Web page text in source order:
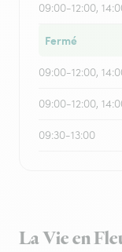
09:00-12:00,
Fermé
09:00-12:00,
09:00-12:00,
09:30-13:00
La Vie en